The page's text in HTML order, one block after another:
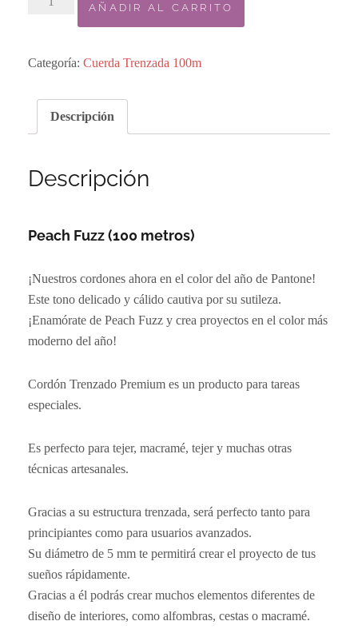
/
DE
DURAZNO
AÑADIR AL CARRITO
Categoría: Cuerda Trenzada 100m
Descripción
Descripción
Peach Fuzz (100 metros)
¡Nuestros cordones ahora en el color del año de Pantone!
Este tono delicado y cálido cautiva por su sutileza.
¡Enamórate de Peach Fuzz y crea proyectos en el color más
moderno del año!
Cordón Trenzado Premium es un producto para tareas
especiales.
Es perfecto para tejer, macramé, tejer y muchas otras
técnicas artesanales.
Gracias a su estructura trenzada, será perfecto tanto para
principiantes como para usuarios avanzados.
Su diámetro de 5 mm te permitirá crear el proyecto de tus
sueños rápidamente.
Gracias a él podrás crear muchos elementos diferentes de
diseño de interiores, como alfombras, cestas o macramé.